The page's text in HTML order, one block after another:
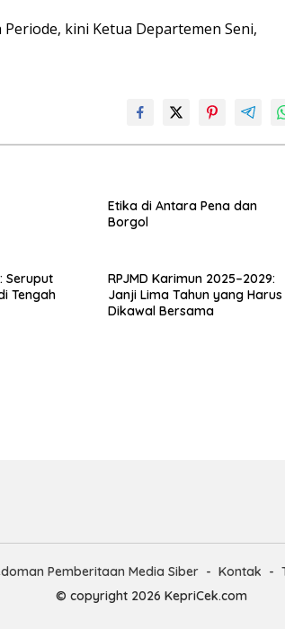
kini Ketua Departemen Seni,
Etika di Antara Pena dan
Borgol
Seruput
Tengah
RPJMD Karimun 2025–2029:
Janji Lima Tahun yang Harus
Dikawal Bersama
Pemberitaan Media Siber Kontak
© copyright 2026 KepriCek.com